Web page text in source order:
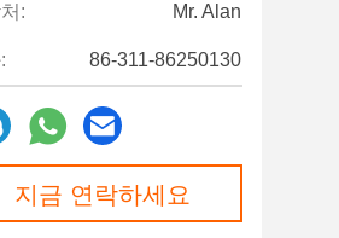
: Mr. Alan
86-311-86250130
지금 연락하세요